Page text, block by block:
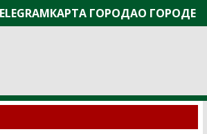
КАРТА ГОРОДАО ГОРОДЕ